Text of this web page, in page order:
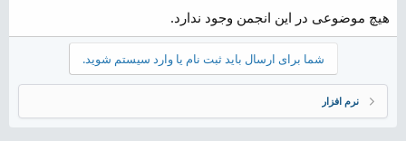
هیچ موضوعی در این انجمن وجود ندارد.
شما برای ارسال باید ثبت نام یا وارد سیستم شوید.
نرم افزار